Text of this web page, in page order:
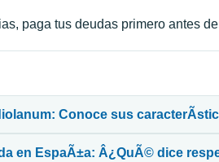
paga tus deudas primero antes
Conoce sus
en EspaÃ±a: Â¿QuÃ© dice